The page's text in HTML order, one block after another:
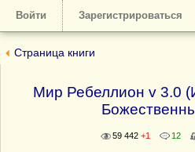
Войти Зарегистрироваться
Страница книги
Мир Ребеллион v 3.0
59 442 +1 12